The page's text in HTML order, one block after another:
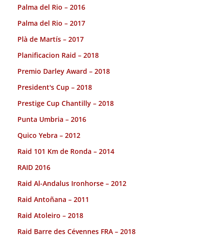
Palma del Rio – 2016
Palma del Rio – 2017
Plà de Martís – 2017
Planificacion Raid – 2018
Premio Darley Award – 2018
President's Cup – 2018
Prestige Cup Chantilly – 2018
Punta Umbria – 2016
Quico Yebra – 2012
Raid 101 Km de Ronda – 2014
RAID 2016
Raid Al-Andalus Ironhorse – 2012
Raid Antoñana – 2011
Raid Atoleiro – 2018
Raid Barre des Cévennes FRA – 2018